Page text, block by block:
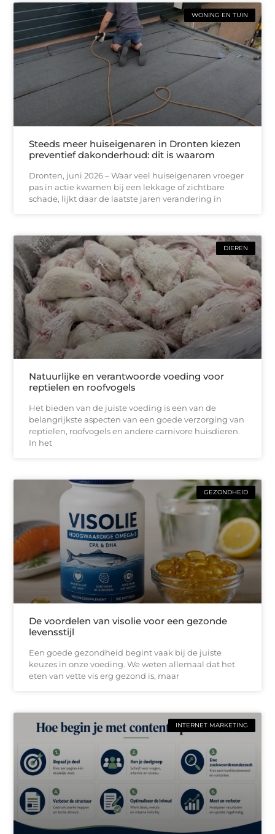
WONING EN TUIN
Steeds meer huiseigenaren in Dronten kiezen
preventief dakonderhoud: dit is waarom
Dronten, juni 2026 – Waar veel huiseigenaren vroeger
pas in actie kwamen bij een lekkage of zichtbare
schade, lijkt daar de laatste jaren verandering in
DIEREN
Natuurlijke en verantwoorde voeding voor
reptielen en roofvogels
Het bieden van de juiste voeding is een van de
belangrijkste aspecten van een goede verzorging van
reptielen, roofvogels en andere carnivore huisdieren.
In het
GEZONDHEID
De voordelen van visolie voor een gezonde
levensstijl
Een goede gezondheid begint vaak bij de juiste
keuzes in onze voeding. We weten allemaal dat het
eten van vette vis erg gezond is, maar
INTERNET MARKETING